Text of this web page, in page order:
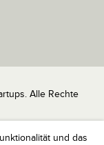
und das
Alle Rechte